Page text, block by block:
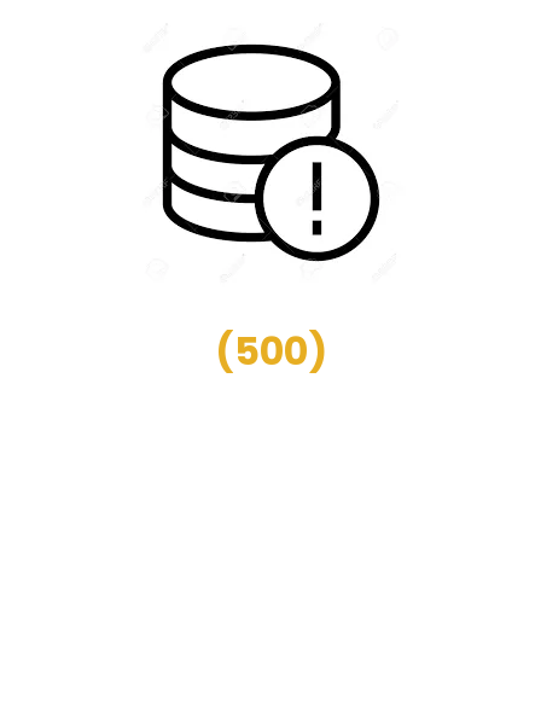
(500)